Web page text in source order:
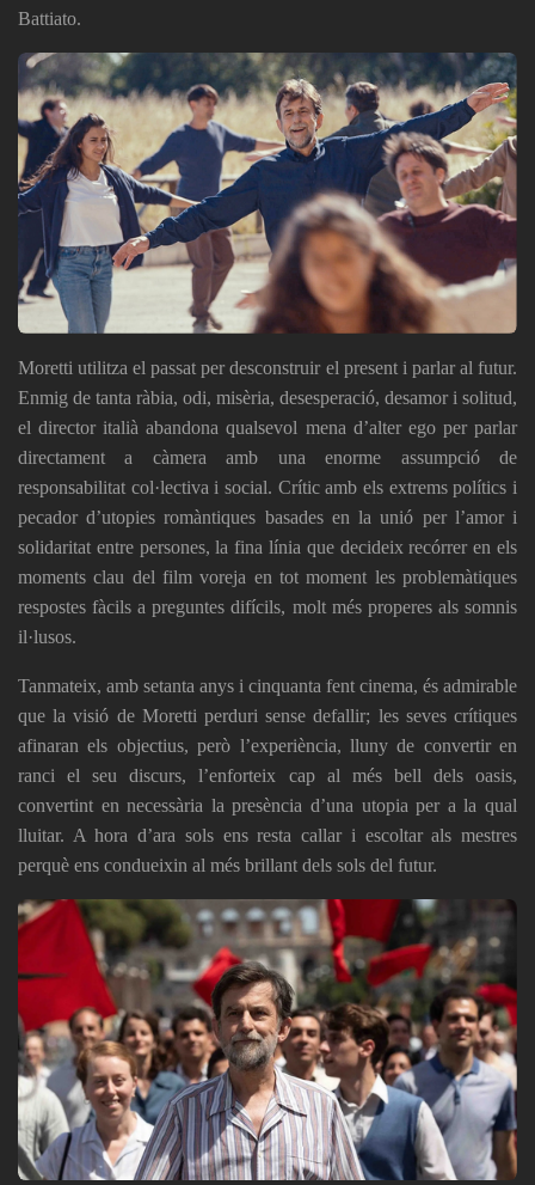
Battiato.
Moretti utilitza el passat per desconstruir el present i parlar al futur.
Enmig de tanta ràbia, odi, misèria, desesperació, desamor i solitud,
el director italià abandona qualsevol mena d’alter ego per parlar
directament a càmera amb una enorme assumpció de
responsabilitat col·lectiva i social. Crític amb els extrems polítics i
pecador d’utopies romàntiques basades en la unió per l’amor i
solidaritat entre persones, la fina línia que decideix recórrer en els
moments clau del film voreja en tot moment les problemàtiques
respostes fàcils a preguntes difícils, molt més properes als somnis
il·lusos.
Tanmateix, amb setanta anys i cinquanta fent cinema, és admirable
que la visió de Moretti perduri sense defallir; les seves crítiques
afinaran els objectius, però l’experiència, lluny de convertir en
ranci el seu discurs, l’enforteix cap al més bell dels oasis,
convertint en necessària la presència d’una utopia per a la qual
lluitar. A hora d’ara sols ens resta callar i escoltar als mestres
perquè ens condueixin al més brillant dels sols del futur.